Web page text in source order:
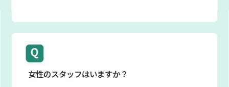
女性のスタッフはいますか？